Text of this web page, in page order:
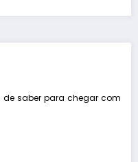
saber para chegar com